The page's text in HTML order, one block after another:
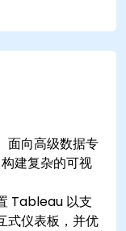
据。
面向高级数据专
建复杂的可视
Tableau 以支
式仪表板，并优